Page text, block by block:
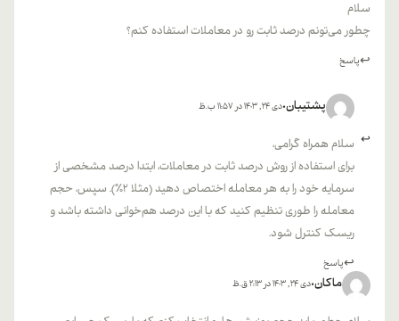
سلام
چطور می‌تونم درصد ثابت رو در معاملات استفاده کنم؟
پاسخ
پشتیبان دی 24, 1403 در 11:57 ب.ظ
سلام همراه گرامی،
برای استفاده از روش درصد ثابت در معاملات، ابتدا درصد مشخصی از
سرمایه خود را به هر معامله اختصاص دهید (مثلا ۲%). سپس، حجم
معامله را طوری تنظیم کنید که با این درصد هم‌خوانی داشته باشد و
ریسک کنترل شود.
پاسخ
ماکان دی 24, 1403 در 2:13 ق.ظ